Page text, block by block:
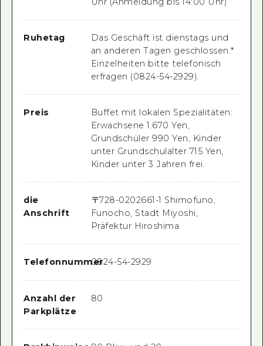
Ruhetag
Das Geschäft ist dienstags und
an anderen Tagen geschlossen.*
Einzelheiten bitte telefonisch
erfragen (0824-54-2929).
Preis
Buffet mit lokalen Spezialitäten:
Erwachsene 1.670 Yen,
Grundschüler 990 Yen, Kinder
unter Grundschulalter 715 Yen,
Kinder unter 3 Jahren frei.
die
Anschrift
〒728-0202661-1 Shimofuno,
Funocho, Stadt Miyoshi,
Präfektur Hiroshima
Telefonnummer0824-54-2929
Anzahl der
Parkplätze
80